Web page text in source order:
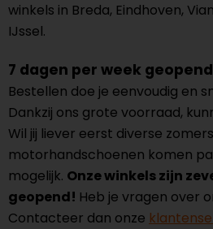
winkels in Breda, Eindhoven,
IJssel.
7 dagen per week geopend
Bestellen doe je eenvoudig en
Dankzij ons grote voorraad,
Wil jij liever eerst diverse
motorhandschoenen komen
mogelijk. Onze winkels zijn
geopend! Heb je vragen over
Contacteer dan onze